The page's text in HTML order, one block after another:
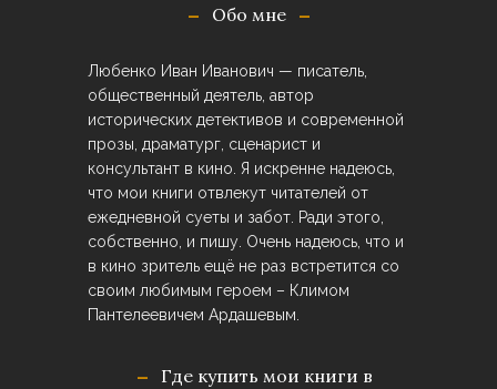
Обо мне
Любенко Иван Иванович — писатель,
общественный деятель, автор
исторических детективов и современной
прозы, драматург, сценарист и
консультант в кино. Я искренне надеюсь,
что мои книги отвлекут читателей от
ежедневной суеты и забот. Ради этого,
собственно, и пишу. Очень надеюсь, что и
в кино зритель ещё не раз встретится со
своим любимым героем – Климом
Пантелеевичем Ардашевым.
Где купить мои книги в